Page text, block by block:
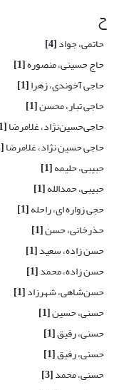
ح
حاتمی، جواد[4]
حاج حسینی، منصوره[1]
حاجی آخوندی، زهرا[1]
حاجی تبار، محسن[1]
حاجی‌حسین‌نژاد، غلامرضا[1]
حاجی حسین نژاد، غلامرضا[2]
حبیبی، حلیمه[1]
حبیبی، حمدالله[1]
حجی زواره ای، راحله[1]
حذرخانی، حسن[1]
حسن زاده، سعید[1]
حسن زاده، محمد[1]
حسن‌شاهی، شهرزاد[1]
حسنی، حسین[1]
حسنی، رفیق[1]
حسنی، رفیق[1]
حسنی، محمد[3]